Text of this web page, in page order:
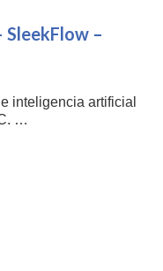
–
inteligencia artificial
para